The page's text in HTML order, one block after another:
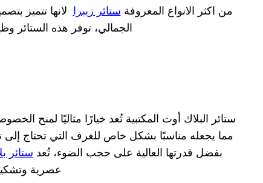
من اكثر الانواع المعروفة ستائر زيبرا لانها تتميز
الجمالي، توفر هذه الستائر
ستائر البلاك أوت المكتبية تُعد خيارًا مثاليًا لمنح
مما يجعله مناسبًا بشكل خاص للغرف التي تحتاج إلى
بفضل قدرتها العالية على حجب الضوء، تُعد ستائر
عصرية